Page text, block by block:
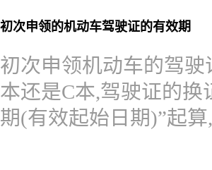
初次申领的机动车驾驶证的有效期
初次申领机动车的驾
本还是C本,驾驶证的
期(有效起始日期)”起